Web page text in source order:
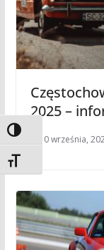
Toggle High
Toggle Font size
2025 –
10 września,